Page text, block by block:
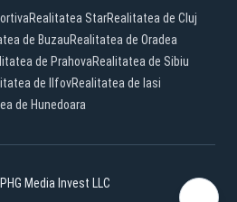
Realitatea StarRealitatea de Cluj
de BuzauRealitatea de Oradea
de PrahovaRealitatea de Sibiu
de IlfovRealitatea de Iasi
de Hunedoara
Media Invest LLC